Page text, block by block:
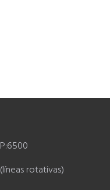
rotativas)